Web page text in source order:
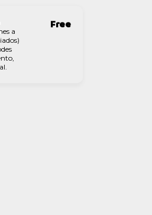
a
Free